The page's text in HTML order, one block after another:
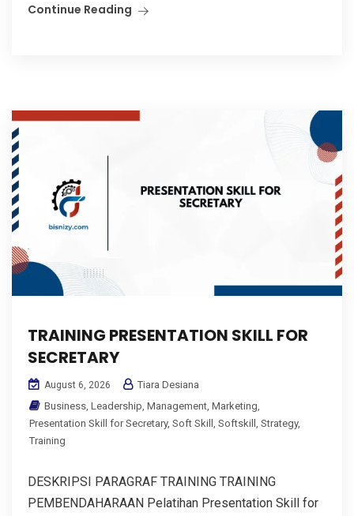
Continue Reading
TRAINING PRESENTATION SKILL FOR
SECRETARY
August 6, 2026
Tiara Desiana
Business, Leadership, Management, Marketing,
Presentation Skill for Secretary, Soft Skill , Softskill , Strategy,
Training
DESKRIPSI PARAGRAF TRAINING TRAINING
PEMBENDAHARAAN Pelatihan Presentation Skill for